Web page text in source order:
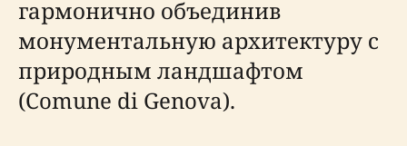
гармонично объединив
монументальную архитектуру с
природным ландшафтом
(Comune di Genova).